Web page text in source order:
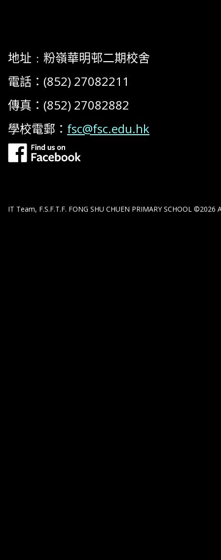
地址﹕粉嶺華明邨二期校舍
電話：(852) 27082211
傳真：(852) 27082882
學校電郵： fsc@fsc.edu.hk
IT Team, F.S.F.T.F. FONG SHU CHUEN PRIMARY SCHOOL ©2026